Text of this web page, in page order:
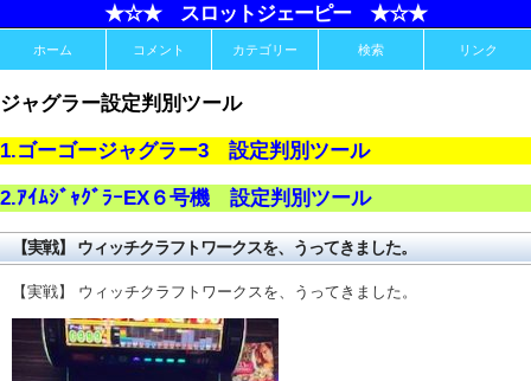
★☆★ スロットジェーピー ★☆★
ホーム コメント カテゴリー 検索 リンク
ジャグラー設定判別ツール
1.ゴーゴージャグラー3 設定判別ツール
2.ｱｲﾑｼﾞｬｸﾞﾗｰEX６号機 設定判別ツール
【実戦】 ウィッチクラフトワークスを、うってきました。
【実戦】 ウィッチクラフトワークスを、うってきました。